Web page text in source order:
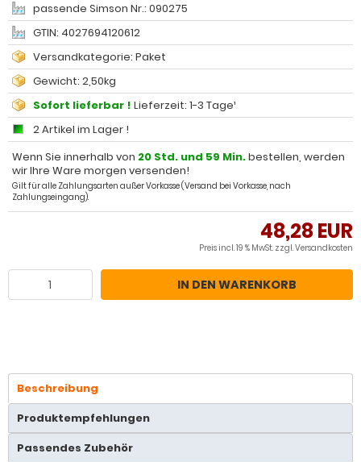
passende Simson Nr.: 090275
GTIN: 4027694120612
Versandkategorie: Paket
Gewicht: 2,50kg
Sofort lieferbar ! Lieferzeit: 1-3 Tage¹
2 Artikel im Lager !
Wenn Sie innerhalb von 20 Std. und 59 Min.bestellen, werden
wir Ihre Ware morgen versenden!
Gilt für alle Zahlungsarten außer Vorkasse (Versand bei Vorkasse, nach
Zahlungseingang).
48,28 EUR
Preis incl. 19 % MwSt. zzgl.Versandkosten
IN DEN WARENKORB
Beschreibung
Produktempfehlungen
Passendes Zubehör